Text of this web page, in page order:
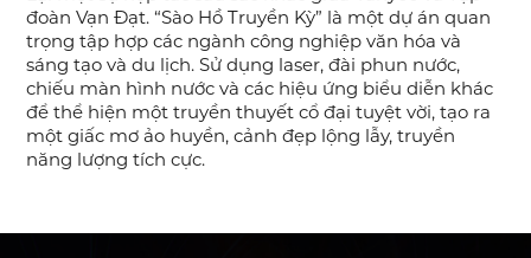
đoàn Vạn Đạt. “Sào Hồ Truyền Kỳ” là một dự án quan
trọng tập hợp các ngành công nghiệp văn hóa và
sáng tạo và du lịch. Sử dụng laser, đài phun nước,
chiếu màn hình nước và các hiệu ứng biểu diễn khác
để thể hiện một truyền thuyết cổ đại tuyệt vời, tạo ra
một giấc mơ ảo huyền, cảnh đẹp lộng lẫy, truyền
năng lượng tích cực.